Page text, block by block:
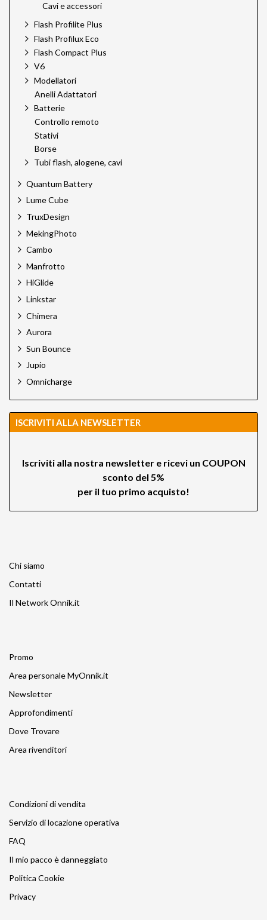
Cavi e accessori
Flash Profilite Plus
Flash Profilux Eco
Flash Compact Plus
V6
Modellatori
Anelli Adattatori
Batterie
Controllo remoto
Stativi
Borse
Tubi flash, alogene, cavi
Quantum Battery
Lume Cube
TruxDesign
MekingPhoto
Cambo
Manfrotto
HiGlide
Linkstar
Chimera
Aurora
Sun Bounce
Jupio
Omnicharge
ISCRIVITI ALLA NEWSLETTER
Iscriviti alla nostra newsletter e ricevi un COUPON
sconto del 5%
per il tuo primo acquisto!
Chi siamo
Contatti
Il Network Onnik.it
Promo
Area personale MyOnnik.it
Newsletter
Approfondimenti
Dove Trovare
Area rivenditori
Condizioni di vendita
Servizio di locazione operativa
FAQ
Il mio pacco è danneggiato
Politica Cookie
Privacy